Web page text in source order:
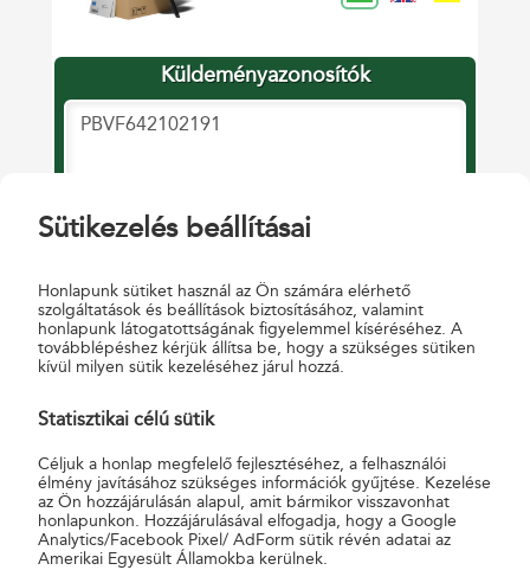
Sütikezelés beállításai
Honlapunk sütiket használ az Ön számára elérhető
szolgáltatások és beállítások biztosításához, valamint
honlapunk látogatottságának figyelemmel kíséréséhez. A
továbblépéshez kérjük állítsa be, hogy a szükséges sütiken
kívül milyen sütik kezeléséhez járul hozzá.
Statisztikai célú sütik
Céljuk a honlap megfelelő fejlesztéséhez, a felhasználói
élmény javításához szükséges információk gyűjtése. Kezelése
az Ön hozzájárulásán alapul, amit bármikor visszavonhat
honlapunkon. Hozzájárulásával elfogadja, hogy a Google
Analytics/Facebook Pixel/ AdForm sütik révén adatai az
Amerikai Egyesült Államokba kerülnek.